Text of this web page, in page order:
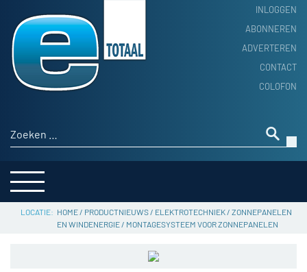
INLOGGEN
ABONNEREN
ADVERTEREN
CONTACT
COLOFON
Zoeken naar:
HOME
PRODUCTNIEUWS
ACHTERGROND
THEMA’S
SERVICE
HOME/ PRODUCTNIEUWS/ ELEKTROTECHNIEK/ ZONNEPANELEN
EN WINDENERGIE/ MONTAGESYSTEEM VOOR ZONNEPANELEN